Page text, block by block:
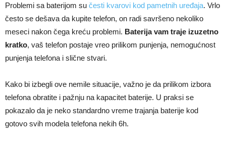
Problemi sa baterijom su česti kvarovi kod pametnih uređaja. Vrlo
često se dešava da kupite telefon, on radi savršeno nekoliko
meseci nakon čega kreću problemi. Baterija vam traje izuzetno
kratko, vaš telefon postaje vreo prilikom punjenja, nemogućnost
punjenja telefona i slične stvari.
Kako bi izbegli ove nemile situacije, važno je da prilikom izbora
telefona obratite i pažnju na kapacitet baterije. U praksi se
pokazalo da je neko standardno vreme trajanja baterije kod
gotovo svih modela telefona nekih 6h.